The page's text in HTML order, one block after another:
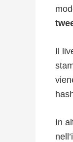
Il
In